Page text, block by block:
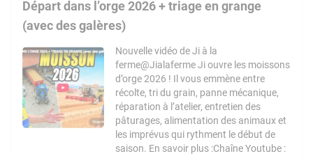
Départ dans l’orge 2026 + triage en grange
(avec des galères)
Nouvelle vidéo de Ji à la
ferme@Jialaferme Ji ouvre les moissons
d’orge 2026 ! Il vous emmène entre
récolte, tri du grain, panne mécanique,
réparation à l’atelier, entretien des
pâturages, alimentation des animaux et
les imprévus qui rythment le début de
saison. En savoir plus :Chaîne Youtube :